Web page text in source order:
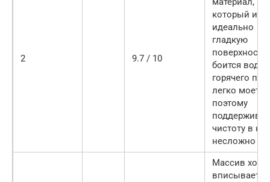
2 9.7 / 10
который
идеально
гладкую
боится воды,
горячего
легко моется,
поэтому
чистоту в
несложно
Массив